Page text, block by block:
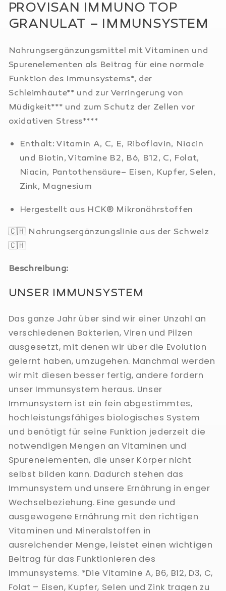
PROVISAN IMMUNO TOP
GRANULAT – IMMUNSYSTEM
Nahrungsergänzungsmittel mit Vitaminen und
Spurenelementen als Beitrag für eine normale
Funktion des Immunsystems*, der
Schleimhäute** und zur Verringerung von
Müdigkeit*** und zum Schutz der Zellen vor
oxidativen Stress****
Enthält: Vitamin A, C, E, Riboflavin, Niacin
und Biotin, Vitamine B2, B6, B12, C, Folat,
Niacin, Pantothensäure– Eisen, Kupfer, Selen,
Zink, Magnesium
Hergestellt aus HCK® Mikronährstoffen
🇨🇭 Nahrungsergänzungslinie aus der Schweiz
🇨🇭
Beschreibung:
UNSER IMMUNSYSTEM
Das ganze Jahr über sind wir einer Unzahl an
verschiedenen Bakterien, Viren und Pilzen
ausgesetzt, mit denen wir über die Evolution
gelernt haben, umzugehen. Manchmal werden
wir mit diesen besser fertig, andere fordern
unser Immunsystem heraus. Unser
Immunsystem ist ein fein abgestimmtes,
hochleistungsfähiges biologisches System
und benötigt für seine Funktion jederzeit die
notwendigen Mengen an Vitaminen und
Spurenelementen, die unser Körper nicht
selbst bilden kann. Dadurch stehen das
Immunsystem und unsere Ernährung in enger
Wechselbeziehung. Eine gesunde und
ausgewogene Ernährung mit den richtigen
Vitaminen und Mineralstoffen in
ausreichender Menge, leistet einen wichtigen
Beitrag für das Funktionieren des
Immunsystems. *Die Vitamine A, B6, B12, D3, C,
Folat – Eisen, Kupfer, Selen und Zink tragen zu